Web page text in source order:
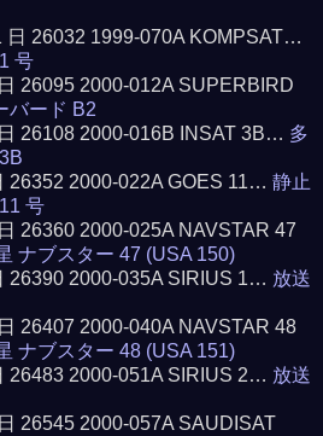
日 26032 1999-070A KOMPSAT…
号
26095 2000-012A SUPERBIRD
バード B2
26108 2000-016B INSAT 3B… 多
26352 2000-022A GOES 11…静止
号
26360 2000-025A NAVSTAR 47
ナブスター 47 (USA 150)
26390 2000-035A SIRIUS 1… 放送
26407 2000-040A NAVSTAR 48
ナブスター 48 (USA 151)
26483 2000-051A SIRIUS 2… 放送
26545 2000-057A SAUDISAT